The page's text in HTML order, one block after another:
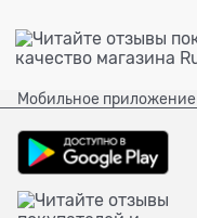
Мобильное приложение